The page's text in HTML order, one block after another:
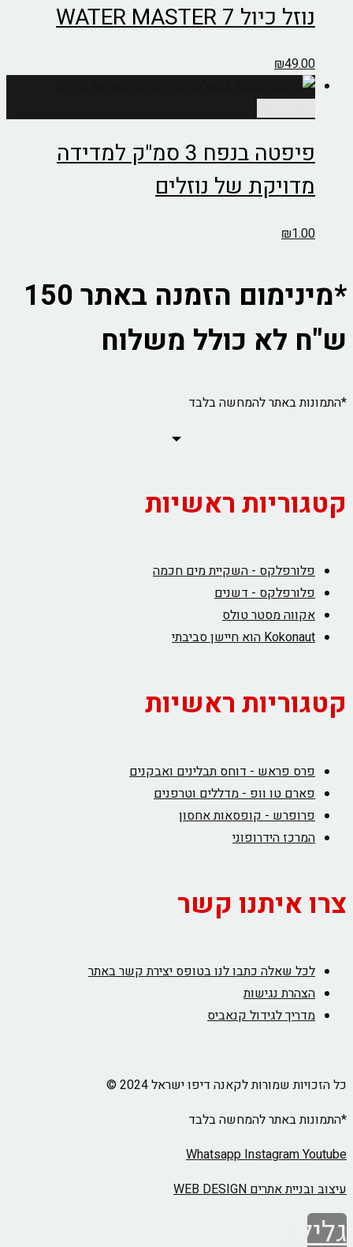
נוזל כיול 7 WATER MASTER
₪49.00
פיפטה בנפח 3 סמ"ק למדידה
מדויקת של נוזלים
₪1.00
*מינימום הזמנה באתר 150
ש"ח לא כולל משלוח
*התמונות באתר להמחשה בלבד
קטגוריות ראשיות
פלורפלקס - השקיית מים חכמה
פלורפלקס - דשנים
אקווה מסטר טולס
Kokonaut הוא חיישן סביבתי
קטגוריות ראשיות
פרס פראש - דוחס תבלינים ואבקנים
פארם טו וופ - מדללים וטרפנים
פרופרש - קופסאות אחסון
המרכז הידרופוני
צרו איתנו קשר
לכל שאלה כתבו לנו בטופס יצירת קשר באתר
הצהרת נגישות
מדריך לגידול קנאביס
כל הזכויות שמורות לקאנה דיפו ישראל 2024 ©
*התמונות באתר להמחשה בלבד
WhatsappInstagramYoutube
עיצוב ובניית אתרים WEB DESIGN
גלילה